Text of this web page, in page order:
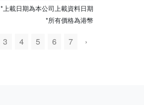
*上載日期為本公司上載資料日期
*所有價格為港幣
3 4 5 6 7 ›